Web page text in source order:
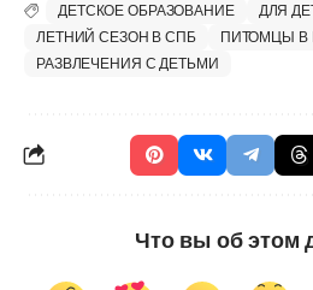
ДЕТСКОЕ ОБРАЗОВАНИЕ
ДЛЯ
ЛЕТНИЙ СЕЗОН В СПБ
ПИТОМЦЫ В
РАЗВЛЕЧЕНИЯ С ДЕТЬМИ
Что вы об этом